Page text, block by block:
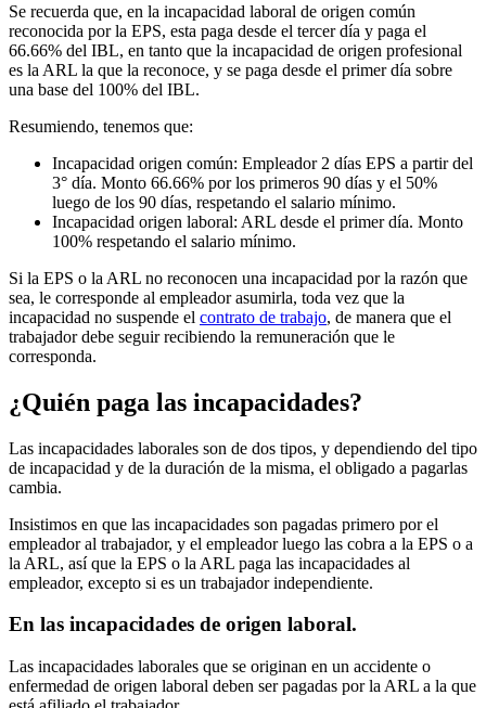
Se recuerda que, en la incapacidad laboral de origen común
reconocida por la EPS, esta paga desde el tercer día y paga el
66.66% del IBL, en tanto que la incapacidad de origen profesional
es la ARL la que la reconoce, y se paga desde el primer día sobre
una base del 100% del IBL.
Resumiendo, tenemos que:
Incapacidad origen común: Empleador 2 días EPS a partir del
3° día. Monto 66.66% por los primeros 90 días y el 50%
luego de los 90 días, respetando el salario mínimo.
Incapacidad origen laboral: ARL desde el primer día. Monto
100% respetando el salario mínimo.
Si la EPS o la ARL no reconocen una incapacidad por la razón que
sea, le corresponde al empleador asumirla, toda vez que la
incapacidad no suspende el contrato de trabajo, de manera que el
trabajador debe seguir recibiendo la remuneración que le
corresponda.
¿Quién paga las incapacidades?
Las incapacidades laborales son de dos tipos, y dependiendo del tipo
de incapacidad y de la duración de la misma, el obligado a pagarlas
cambia.
Insistimos en que las incapacidades son pagadas primero por el
empleador al trabajador, y el empleador luego las cobra a la EPS o a
la ARL, así que la EPS o la ARL paga las incapacidades al
empleador, excepto si es un trabajador independiente.
En las incapacidades de origen laboral.
Las incapacidades laborales que se originan en un accidente o
enfermedad de origen laboral deben ser pagadas por la ARL a la que